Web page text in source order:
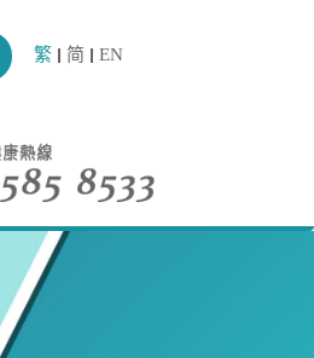
繁 简 EN